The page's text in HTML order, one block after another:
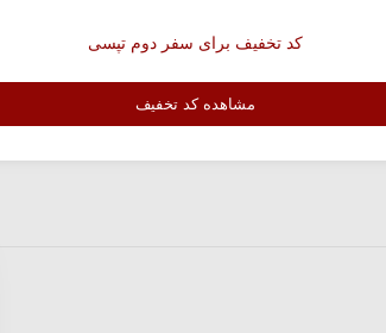
کد تخفیف برای سفر دوم تپسی
مشاهده کد تخفیف